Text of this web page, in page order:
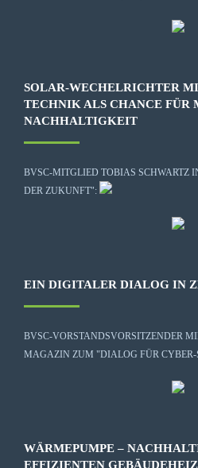
SOLAR-WECHELRICHTER
TECHNIK ALS CHANCE FÜR
NACHHALTIGKEIT
BVSC-MITGLIED TOBIAS SCHWARTZ
DER ZUKUNFT":
EIN DIGITALER DIALOG IN
BVSC-VORSTANDSVORSITZENDER
MAGAZIN ZUM "DIALOG FÜR CYBER-
WÄRMEPUMPE –
EFFIZIENTEN